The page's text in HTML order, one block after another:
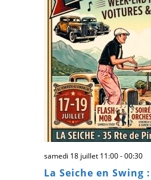
La Seiche en
samedi 18 juillet 11:00-00:30